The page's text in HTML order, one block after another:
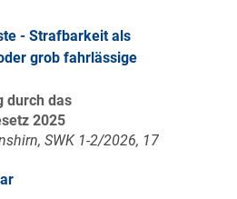
- Strafbarkeit als
grob fahrlässige
durch das
2025
SWK 1-2/2026, 17